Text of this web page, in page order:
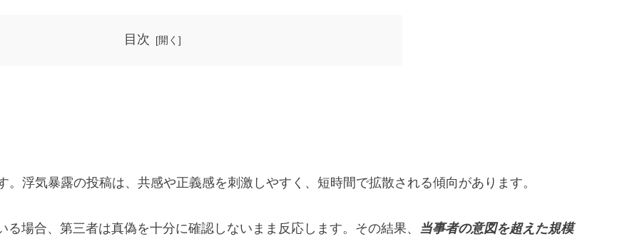
目次
浮気暴露の投稿は、共感や正義感を刺激しやすく、短時間で拡散される傾向があります。
場合、第三者は真偽を十分に確認しないまま反応します。その結果、
当事者の意図を超えた規模